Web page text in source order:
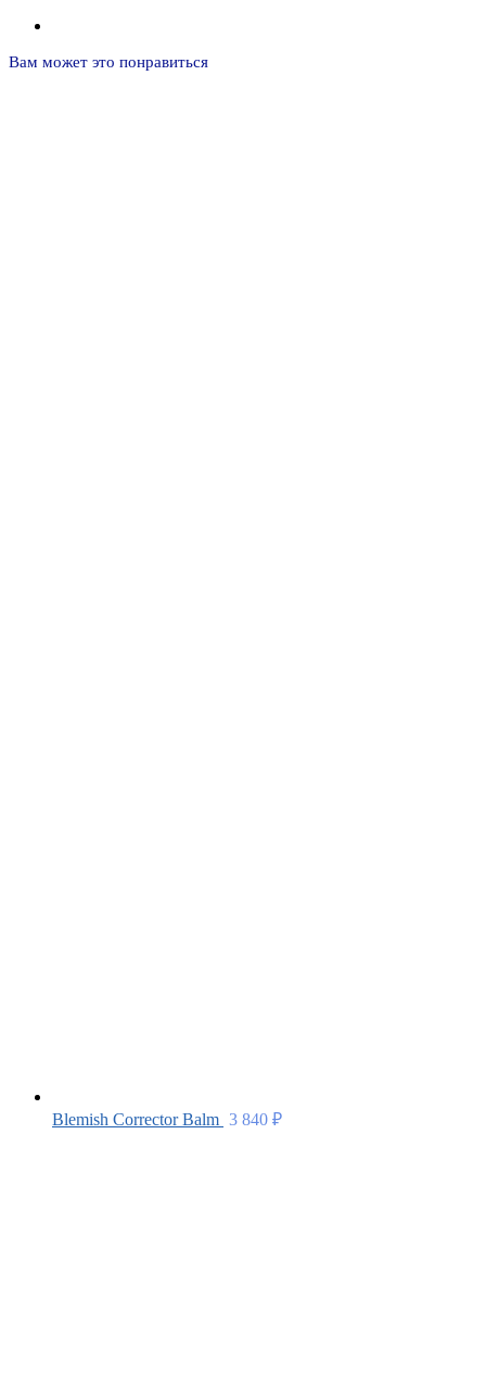
Вам может это понравиться
Blemish Corrector Balm 3 840 ₽